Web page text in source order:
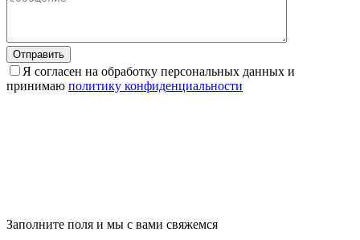
Отправить
Я согласен на обработку персональных данных и
принимаю политику конфиденциальности
Заполните поля и мы с вами свяжемся